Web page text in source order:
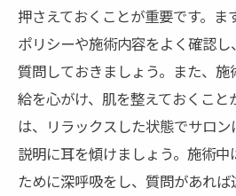
押さえておくことが重要です。ま
ポリシーや施術内容をよく確認
質問しておきましょう。また、
給を心がけ、肌を整えておくこと
は、リラックスした状態でサロ
説明に耳を傾けましょう。施術
ために深呼吸をし、質問があれ